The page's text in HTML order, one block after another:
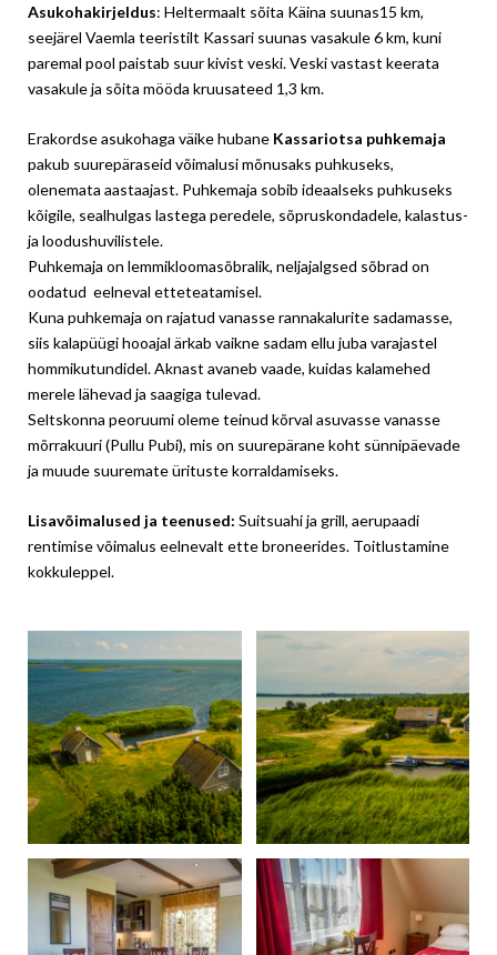
Asukohakirjeldus: Heltermaalt sõita Käina suunas15 km,
seejärel Vaemla teeristilt Kassari suunas vasakule 6 km, kuni
paremal pool paistab suur kivist veski. Veski vastast keerata
vasakule ja sõita mööda kruusateed 1,3 km.
Erakordse asukohaga väike hubane Kassariotsa puhkemaja
pakub suurepäraseid võimalusi mõnusaks puhkuseks,
olenemata aastaajast. Puhkemaja sobib ideaalseks puhkuseks
kõigile, sealhulgas lastega peredele, sõpruskondadele, kalastus-
ja loodushuvilistele.
Puhkemaja on lemmikloomasõbralik, neljajalgsed sõbrad on
oodatud eelneval etteteatamisel.
Kuna puhkemaja on rajatud vanasse rannakalurite sadamasse,
siis kalapüügi hooajal ärkab vaikne sadam ellu juba varajastel
hommikutundidel. Aknast avaneb vaade, kuidas kalamehed
merele lähevad ja saagiga tulevad.
Seltskonna peoruumi oleme teinud kõrval asuvasse vanasse
mõrrakuuri (Pullu Pubi), mis on suurepärane koht sünnipäevade
ja muude suuremate ürituste korraldamiseks.
Lisavõimalused ja teenused: Suitsuahi ja grill, aerupaadi
rentimise võimalus eelnevalt ette broneerides. Toitlustamine
kokkuleppel.